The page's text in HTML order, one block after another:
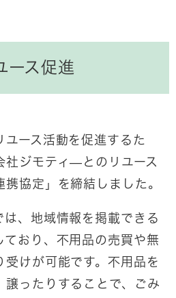
ース促進
ース活動を促進するた
社ジモティ―とのリユース
協定」を締結しました。
、地域情報を掲載できる
ており、不用品の売買や無
けが可能です。不用品を
譲ったりすることで、ごみ